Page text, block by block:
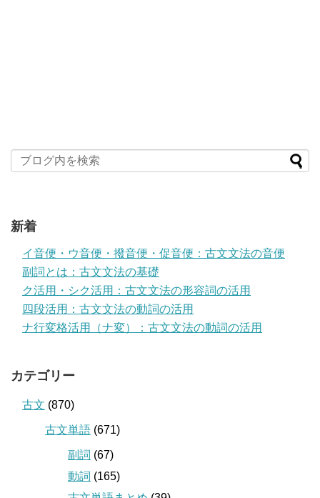
新着
イ音便・ウ音便・撥音便・促音便：古文文法の音便
副詞とは：古文文法の基礎
ク活用・シク活用：古文文法の形容詞の活用
四段活用：古文文法の動詞の活用
ナ行変格活用（ナ変）：古文文法の動詞の活用
カテゴリー
古文 (870)
古文単語 (671)
副詞 (67)
動詞 (165)